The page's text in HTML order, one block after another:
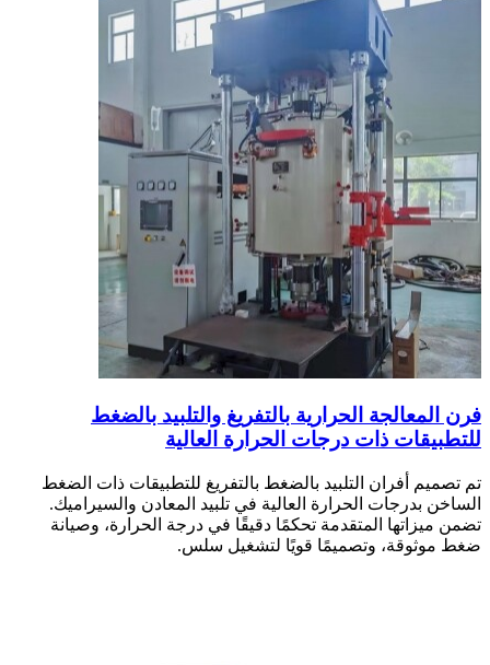
فرن المعالجة الحرارية بالتفريغ والتلبيد بالضغط
للتطبيقات ذات درجات الحرارة العالية
تم تصميم أفران التلبيد بالضغط بالتفريغ للتطبيقات ذات الضغط
الساخن بدرجات الحرارة العالية في تلبيد المعادن والسيراميك.
تضمن ميزاتها المتقدمة تحكمًا دقيقًا في درجة الحرارة، وصيانة
ضغط موثوقة، وتصميمًا قويًا لتشغيل سلس.